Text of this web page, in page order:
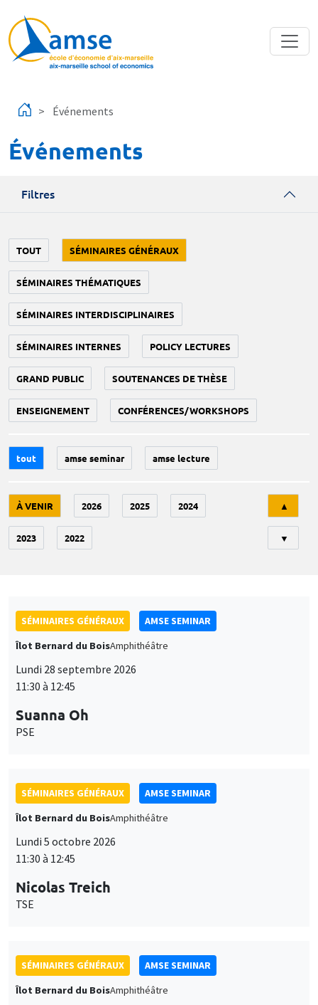
Événements
Événements
Filtres
TOUT SÉMINAIRES GÉNÉRAUX
SÉMINAIRES THÉMATIQUES
SÉMINAIRES INTERDISCIPLINAIRES
SÉMINAIRES INTERNES POLICY LECTURES
GRAND PUBLIC SOUTENANCES DE THÈSE
ENSEIGNEMENT CONFÉRENCES/WORKSHOPS
tout amse seminar amse lecture
À VENIR 2026 2025 2024
2023 2022
▲
▼
SÉMINAIRES GÉNÉRAUX
AMSE SEMINAR
Îlot Bernard du BoisAmphithéâtre
Lundi 28 septembre 2026
11:30 à 12:45
Suanna Oh
PSE
SÉMINAIRES GÉNÉRAUX
AMSE SEMINAR
Îlot Bernard du BoisAmphithéâtre
Lundi 5 octobre 2026
11:30 à 12:45
Nicolas Treich
TSE
SÉMINAIRES GÉNÉRAUX
AMSE SEMINAR
Îlot Bernard du BoisAmphithéâtre